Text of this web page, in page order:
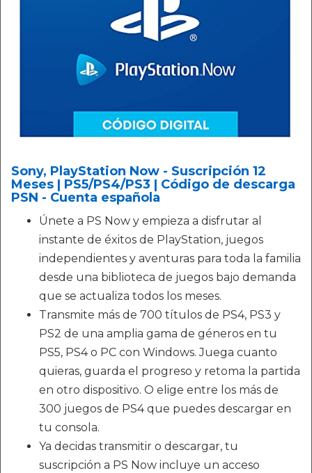
Sony, PlayStation Now - Suscripción 12
Meses | PS5/PS4/PS3 | Código de descarga
PSN - Cuenta española
Únete a PS Now y empieza a disfrutar al
instante de éxitos de PlayStation, juegos
independientes y aventuras para toda la familia
desde una biblioteca de juegos bajo demanda
que se actualiza todos los meses.
Transmite más de 700 títulos de PS4, PS3 y
PS2 de una amplia gama de géneros en tu
PS5, PS4 o PC con Windows. Juega cuanto
quieras, guarda el progreso y retoma la partida
en otro dispositivo. O elige entre los más de
300 juegos de PS4 que puedes descargar en
tu consola.
Ya decidas transmitir o descargar, tu
suscripción a PS Now incluye un acceso